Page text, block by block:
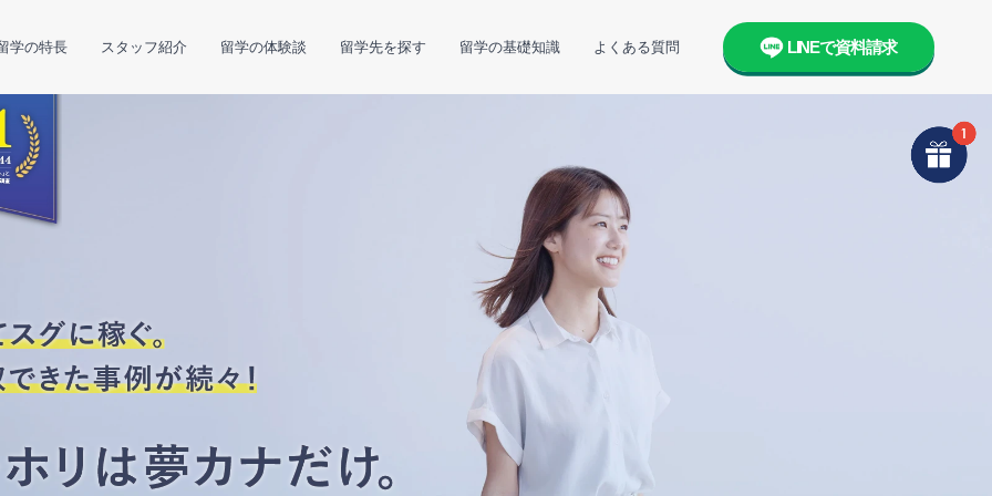
学の特長 スタッフ紹介 留学の体験談 留学先を探す 留学の基礎知識 よくある質問 LINEで資料請求